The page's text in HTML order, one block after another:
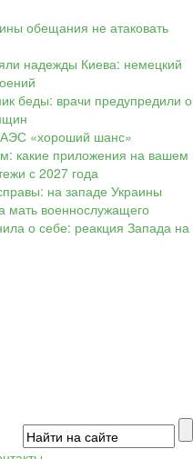
обещания не атаковать
надежды Киева: немецкий
беды: врачи предупредили о
«хороший шанс»
какие приложения на вашем
с 2027 года
на западе Украины
мать военнослужащего
о себе: реакция Запада на